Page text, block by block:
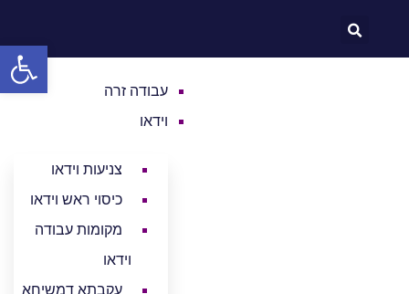
עבודה זרה
וידאו
צניעות וידאו
כיסוי ראש וידאו
מקומות עבודה
וידאו
עקבתא דמשיחא
פתח